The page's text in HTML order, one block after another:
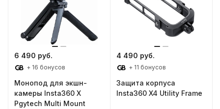
6 490 руб.
+ 16 бонусов
Монопод для экшн-
камеры Insta360 X
Pgytech Multi Mount
4 490 руб.
+ 11 бонусов
Защита корпуса
Insta360 X4 Utility Frame